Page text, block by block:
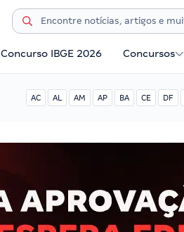
Concurso IBGE 2026 Concursos
AC AL AM AP BA CE DF